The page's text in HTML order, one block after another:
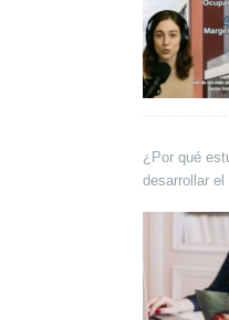
¿Por qué
desarrollar